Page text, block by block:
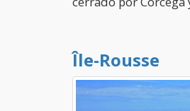
Île-Rousse